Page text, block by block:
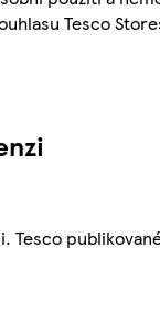
Tesco
Tesco